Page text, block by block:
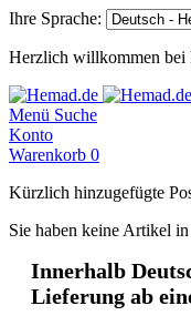
Ihre Sprache:
Herzlich willkommen bei
Menü Suche
Konto
Warenkorb 0
Kürzlich hinzugefügte
Sie haben keine Artikel
Innerhalb
Lieferung ab